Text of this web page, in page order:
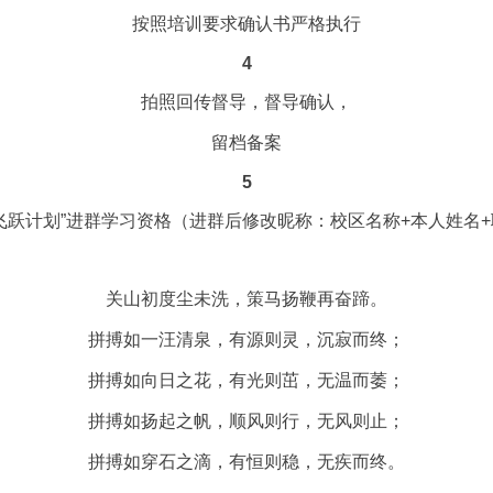
按照培训要求确认书严格执行
4
拍照回传督导，督导确认，
留档备案
5
跃计划”进群学习资格（进群后修改昵称：校区名称+本人姓名
关山初度尘未洗，策马扬鞭再奋蹄。
拼搏如一汪清泉，有源则灵，沉寂而终；
拼搏如向日之花，有光则茁，无温而萎；
拼搏如扬起之帆，顺风则行，无风则止；
拼搏如穿石之滴，有恒则稳，无疾而终。